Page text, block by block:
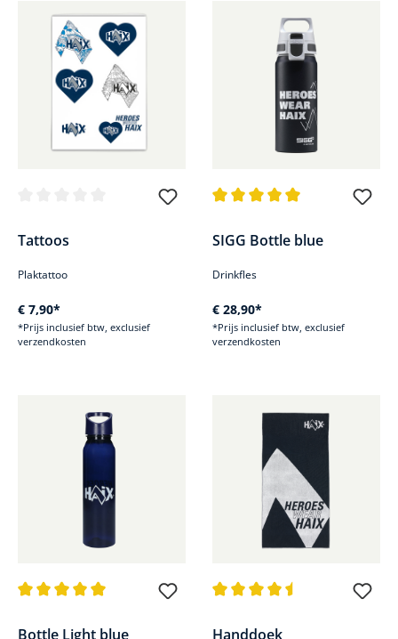
Tattoos
Plaktattoo
€ 7,90*
*Prijs inclusief btw, exclusief
verzendkosten
SIGG Bottle blue
Drinkfles
€ 28,90*
*Prijs inclusief btw, exclusief
verzendkosten
Bottle Light blue Handdoek